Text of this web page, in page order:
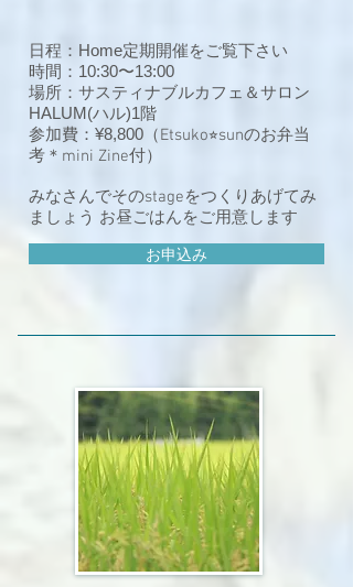
日程：Home定期開催をご覧下さい
時間：10:30〜13:00
場所：サスティナブルカフェ＆サロン
HALUM(ハル)1階
参加費：¥8,800 （Etsuko⭐︎sunのお弁当
考＊mini Zine付）
みなさんでそのstageをつくりあげてみ
ましょう お昼ごはんをご用意します
お申込み